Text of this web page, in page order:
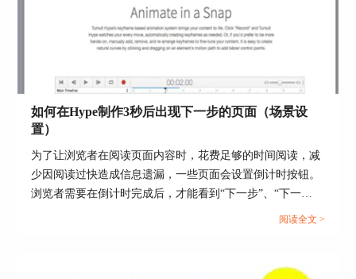
最后，为了保证动画效果比较好，使其看起来比较
流畅，还需要对上述的动画效果类型进行修改。选
中带有动画的元素或者组，然后点击时间线右下角
渐出”修改为“正弦型渐入/渐出”，即第五项，如下
如何在Hype制作3秒后出现下一步的页面（场景设
置）
为了让浏览者在阅读页面内容时，花费足够的时间阅读，减
少因阅读过快造成信息遗漏，一些页面会设置倒计时按钮。
浏览者需要在倒计时完成后，才能看到“下一步”、“下一
阅读全文 >